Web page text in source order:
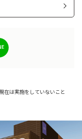
在は実施をしていないこと